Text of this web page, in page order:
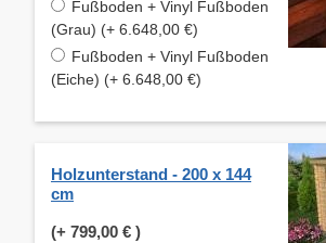
Fußboden + Vinyl Fußboden
(Grau) (+ 6.648,00 €)
Fußboden + Vinyl Fußboden
(Eiche) (+ 6.648,00 €)
Holzunterstand - 200 x 144
cm
(+ 799,00 € )